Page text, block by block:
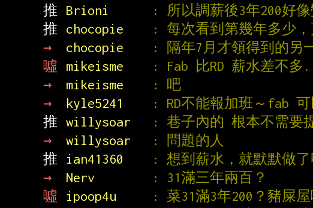
推
Brioni
: 所以調薪後3年200好
推
chocopie
: 每次看到第幾年多少
→
chocopie
: 隔年7月才領得到的另
噓
mikeisme
: Fab 比RD 薪水差不多
→
mikeisme
: 吧
→
kyle5241
: RD不能報加班～fab
推 willysoar
: 巷子內的 根本不需要
→
willysoar
: 問題的人
推
ian41360
: 想到薪水，就默默做了
→
Nerv
: 31滿三年兩百？
噓
ipoop4u
: 菜31滿3年200？豬屎屋